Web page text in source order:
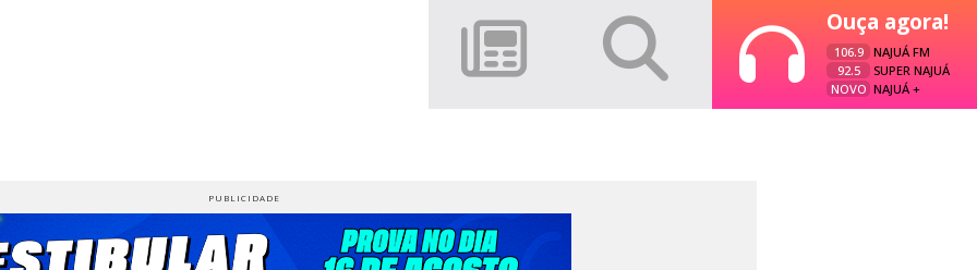
Ouça agora!
106.9
NAJUÁ FM
92.5
SUPER NAJUÁ
NOVO NAJUÁ +